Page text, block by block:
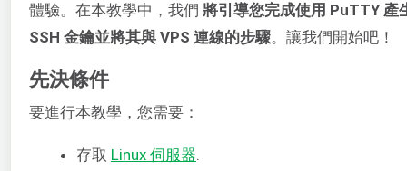
體驗。在本教學中，我們 將引導您完成使用 PuTTY 產
SSH 金鑰並將其與 VPS 連線的步驟。讓我們開始吧！
先決條件
要進行本教學，您需要：
存取 Linux 伺服器